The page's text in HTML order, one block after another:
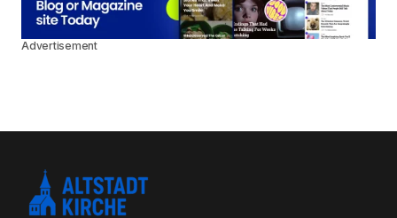
Advertisement